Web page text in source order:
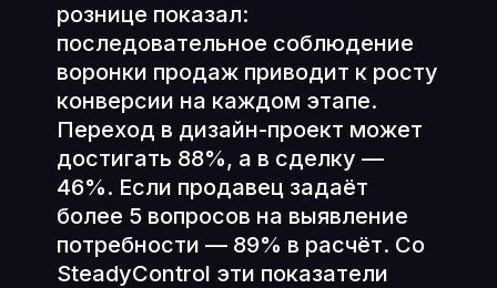
рознице показал:
последовательное соблюдение
воронки продаж приводит к росту
конверсии на каждом этапе.
Переход в дизайн-проект может
достигать 88%, а в сделку —
46%. Если продавец задаёт
более 5 вопросов на выявление
потребности — 89% в расчёт. Со
SteadyControl эти показатели